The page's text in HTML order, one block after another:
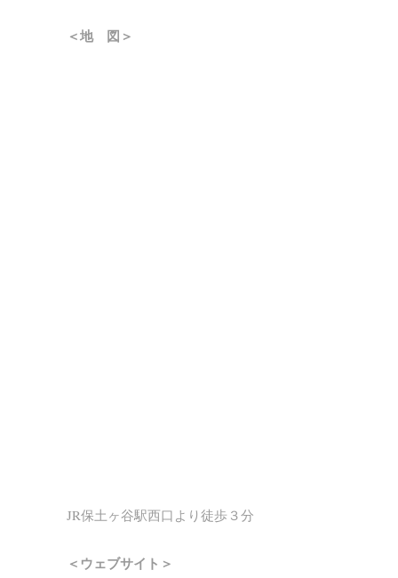
＜地 図＞
JR保土ヶ谷駅西口より徒歩３分
＜ウェブサイト＞